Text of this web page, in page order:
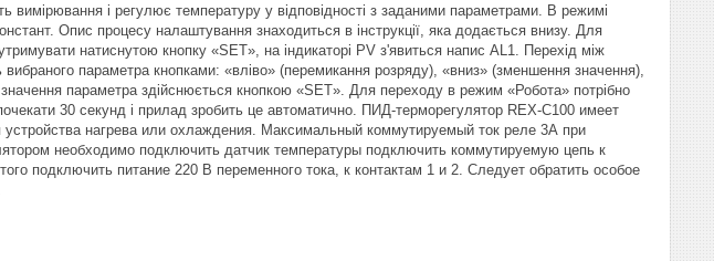
і регулює температуру у відповідності з заданими параметрами. В режимі
Опис процесу налаштування знаходиться в інструкції, яка додається внизу. Для
натиснутою кнопку «SET», на індикаторі PV з'явиться напис AL1. Перехід між
параметра кнопками: «вліво» (перемикання розряду), «вниз» (зменшення значення),
параметра здійснюється кнопкою «SET». Для переходу в режим «Робота» потрібно
30 секунд і прилад зробить це автоматично. ПИД-терморегулятор REX-C100 имеет
нагрева или охлаждения. Максимальный коммутируемый ток реле 3А при
необходимо подключить датчик температуры подключить коммутируемую цепь к
подключить питание 220 В переменного тока, к контактам 1 и 2. Следует обратить особое